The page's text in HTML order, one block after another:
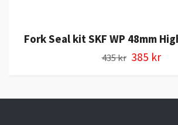
Fork Seal kit SKF WP 48mm
435 kr 385 kr